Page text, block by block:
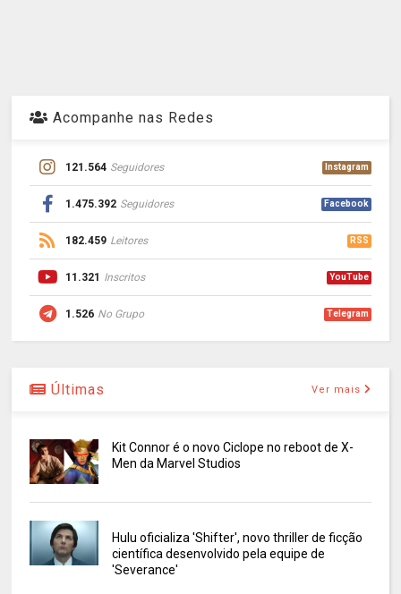
Acompanhe nas Redes
121.564 Seguidores Instagram
1.475.392 Seguidores Facebook
182.459 Leitores RSS
11.321 Inscritos YouTube
1.526 No Grupo Telegram
Últimas Ver mais
Kit Connor é o novo Ciclope no reboot de X-
Men da Marvel Studios
Hulu oficializa 'Shifter', novo thriller de ficção
científica desenvolvido pela equipe de
'Severance'